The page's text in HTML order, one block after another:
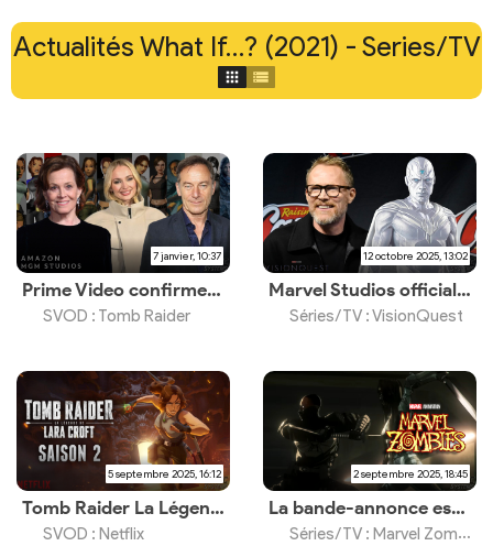
Actualités What If…? (2021) - Series/TV
7 janvier, 10:37
Prime Video confirme le casting de la série
SVOD : Tomb Raider
12 octobre 2025, 13:02
Marvel Studios officialise la série au New York Comic Con
Séries/TV : VisionQuest
5 septembre 2025, 16:12
Tomb Raider La Légende de Lara Croft Saison 2 est datée et sera la dernière saison
SVOD : Netflix
2 septembre 2025, 18:45
La bande-annonce est enfin dévoilée, RDV le 24 septembre 2025
Séries/TV : Marvel Zombies